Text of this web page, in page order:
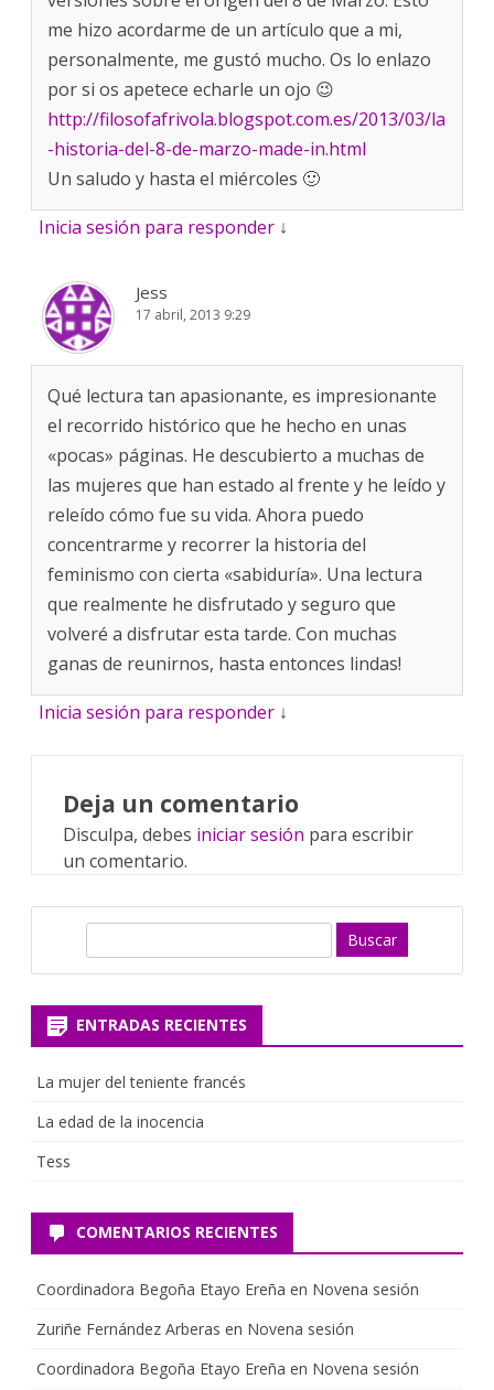
me hizo acordarme de un artículo que a mi,
personalmente, me gustó mucho. Os lo enlazo
por si os apetece echarle un ojo 😉
http://filosofafrivola.blogspot.com.es/2013/03/la
-historia-del-8-de-marzo-made-in.html
Un saludo y hasta el miércoles 🙂
Inicia sesión para responder ↓
Jess
17 abril, 2013 9:29
Qué lectura tan apasionante, es impresionante
el recorrido histórico que he hecho en unas
«pocas» páginas. He descubierto a muchas de
las mujeres que han estado al frente y he leído y
releído cómo fue su vida. Ahora puedo
concentrarme y recorrer la historia del
feminismo con cierta «sabiduría». Una lectura
que realmente he disfrutado y seguro que
volveré a disfrutar esta tarde. Con muchas
ganas de reunirnos, hasta entonces lindas!
Inicia sesión para responder ↓
Deja un comentario
Disculpa, debes iniciar sesión para escribir
un comentario.
ENTRADAS RECIENTES
La mujer del teniente francés
La edad de la inocencia
Tess
COMENTARIOS RECIENTES
Coordinadora Begoña Etayo Ereña en Novena sesión
Zuriñe Fernández Arberas en Novena sesión
Coordinadora Begoña Etayo Ereña en Novena sesión